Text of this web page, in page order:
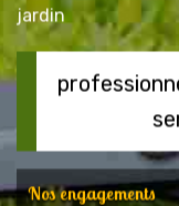
jardin
Nos engagements